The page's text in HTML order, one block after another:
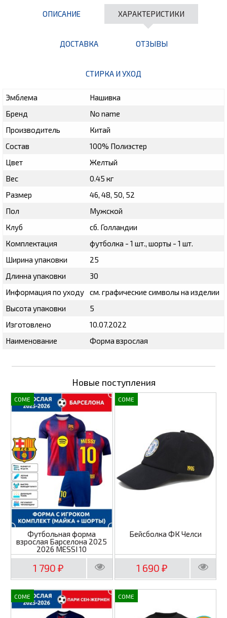
ОПИСАНИЕ ХАРАКТЕРИСТИКИ
ДОСТАВКА ОТЗЫВЫ
СТИРКА И УХОД
Эмблема
Нашивка
Бренд
No name
Производитель
Китай
Состав
100% Полиэстер
Цвет
Желтый
Вес
0.45 кг
Размер
46, 48, 50, 52
Пол
Мужской
Клуб
сб. Голландии
Комплектация
футболка - 1 шт., шорты - 1 шт.
Ширина упаковки
25
Длинна упаковки
30
Информация по уходу
см. графические символы на изделии
Высота упаковки
5
Изготовлено
10.07.2022
Наименование
Форма взрослая
Новые поступления
COME
Футбольная форма
взрослая Барселона 2025
2026 MESSI 10
1 790₽
COME
Бейсболка ФК Челси
1 690₽
COME COME